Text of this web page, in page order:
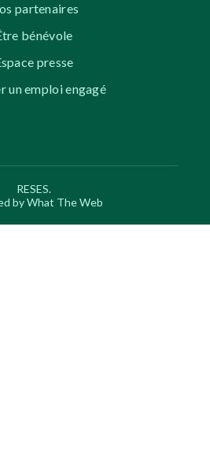
partenaires
bénévole
presse
un emploi engagé
RESES.
by What The Web